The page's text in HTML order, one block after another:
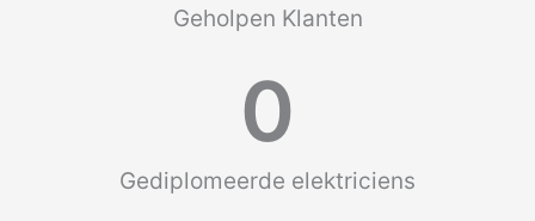
Geholpen Klanten
Gediplomeerde elektriciens
0